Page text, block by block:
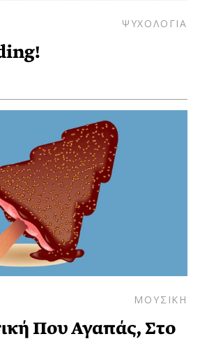
ΨΥΧΟΛΟΓΙΑ
ΜΟΥΣΙΚΗ
Που Αγαπάς, Στο